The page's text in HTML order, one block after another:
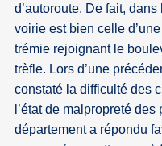
d’autoroute. De fait,
voirie est bien celle
trémie rejoignant le
trèfle. Lors d’une
constaté la difficulté des
l’état de malpropreté
département a répondu